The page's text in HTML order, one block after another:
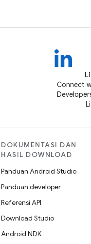
Connect
DOKUMENTASI DAN
HASIL DOWNLOAD
Panduan Android Studio
Panduan developer
Referensi API
Download Studio
Android NDK